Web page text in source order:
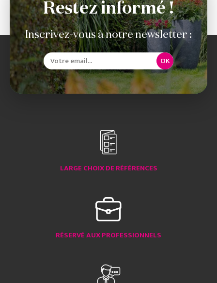
Restez informé !
Inscrivez-vous à notre newsletter :
OK
LARGE CHOIX DE RÉFÉRENCES
RÉSERVÉ AUX PROFESSIONNELS